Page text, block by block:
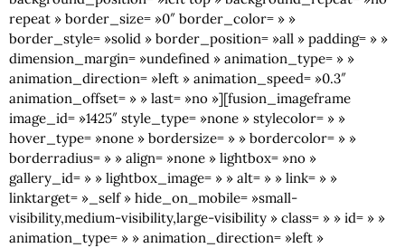
repeat » border_size= »0″ border_color= » »
border_style= »solid » border_position= »all » padding= » »
dimension_margin= »undefined » animation_type= » »
animation_direction= »left » animation_speed= »0.3″
animation_offset= » » last= »no »][fusion_imageframe
image_id= »1425″ style_type= »none » stylecolor= » »
hover_type= »none » bordersize= » » bordercolor= » »
borderradius= » » align= »none » lightbox= »no »
gallery_id= » » lightbox_image= » » alt= » » link= » »
linktarget= »_self » hide_on_mobile= »small-
visibility,medium-visibility,large-visibility » class= » » id= » »
animation_type= » » animation_direction= »left »